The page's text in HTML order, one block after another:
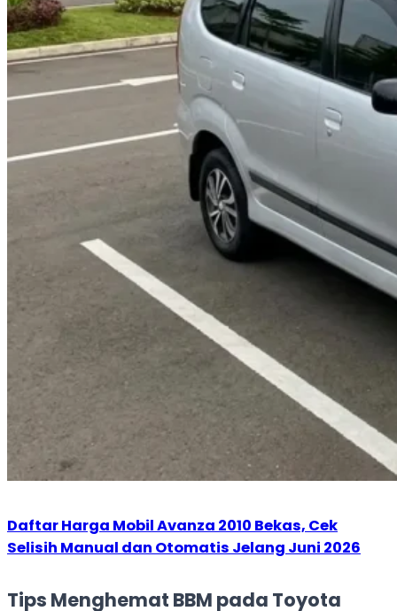
Daftar Harga Mobil Avanza 2010 Bekas, Cek
Selisih Manual dan Otomatis Jelang Juni 2026
Tips Menghemat BBM pada Toyota